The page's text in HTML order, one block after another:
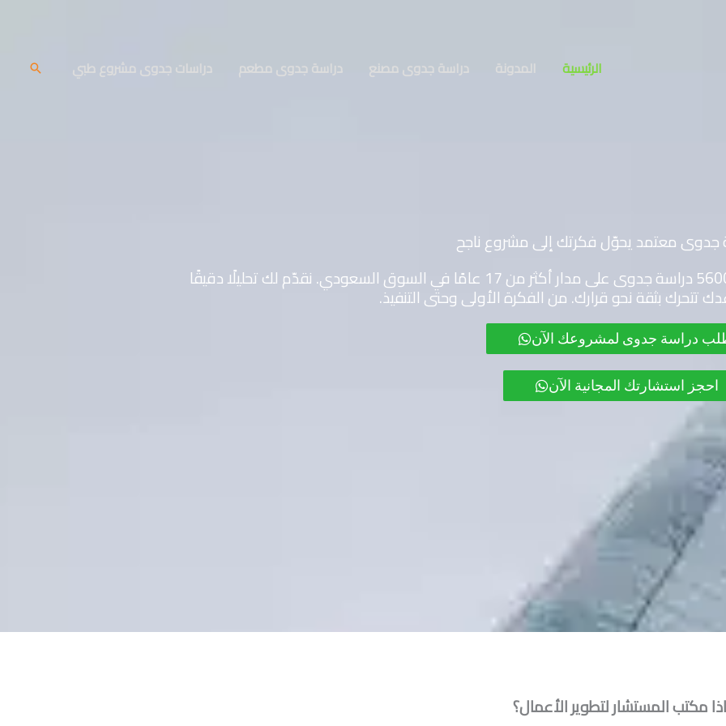
الرئيسية المدونة دراسة جدوى مصنع دراسة جدوى مطعم دراسات جدوى مشروع طبي البحث
معتمد يحوّل فكرتك إلى مشروع ناجح
نحن في مكتب المستشار لتطوير الأعمال أعددنا أكثر من 5600 دراسة جدوى على مدار أكثر من 17 عامًا في السوق السعودي. نقدّم لك تحليلًا دقيقًا
تتحرك بثقة نحو قرارك. من الفكرة الأولى وحتى التنفيذ.
دراسة جدوى لمشروعك الآن
احجز استشارتك المجانية الآن
مكتب المستشار لتطوير الأعمال؟